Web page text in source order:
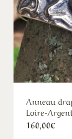
Anneau
Loire-
160,00€